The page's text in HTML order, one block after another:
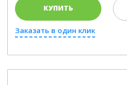
КУПИТЬ
Заказать в один клик